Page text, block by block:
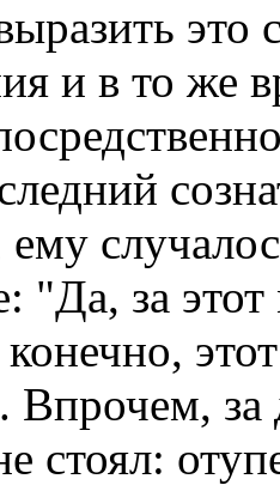
это
и в то же
"Да, за
Впрочем, за
стоял: